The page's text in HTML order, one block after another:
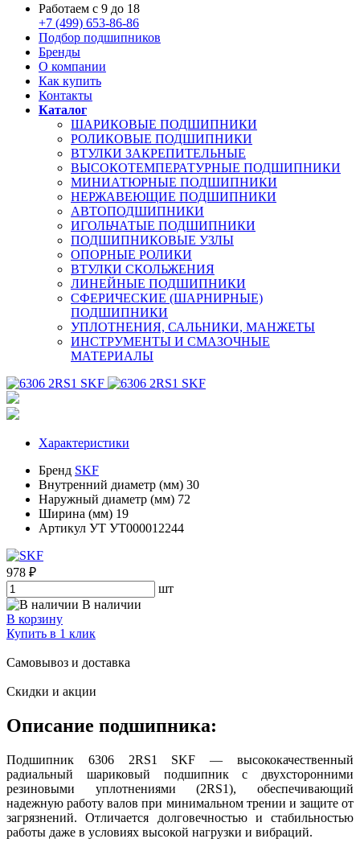
Работаем с 9 до 18
+7 (499) 653-86-86
Подбор подшипников
Бренды
О компании
Как купить
Контакты
Каталог
ШАРИКОВЫЕ ПОДШИПНИКИ
РОЛИКОВЫЕ ПОДШИПНИКИ
ВТУЛКИ ЗАКРЕПИТЕЛЬНЫЕ
ВЫСОКОТЕМПЕРАТУРНЫЕ ПОДШИПНИКИ
МИНИАТЮРНЫЕ ПОДШИПНИКИ
НЕРЖАВЕЮЩИЕ ПОДШИПНИКИ
АВТОПОДШИПНИКИ
ИГОЛЬЧАТЫЕ ПОДШИПНИКИ
ПОДШИПНИКОВЫЕ УЗЛЫ
ОПОРНЫЕ РОЛИКИ
ВТУЛКИ СКОЛЬЖЕНИЯ
ЛИНЕЙНЫЕ ПОДШИПНИКИ
СФЕРИЧЕСКИЕ (ШАРНИРНЫЕ)
ПОДШИПНИКИ
УПЛОТНЕНИЯ, САЛЬНИКИ, МАНЖЕТЫ
ИНСТРУМЕНТЫ И СМАЗОЧНЫЕ
МАТЕРИАЛЫ
Характеристики
Бренд SKF
Внутренний диаметр (мм) 30
Наружный диаметр (мм) 72
Ширина (мм) 19
Артикул УТ УТ000012244
978 ₽
шт
В наличии
В корзину
Купить в 1 клик
Самовывоз и доставка
Скидки и акции
Описание подшипника:
Подшипник 6306 2RS1 SKF — высококачественный
радиальный шариковый подшипник с двухсторонними
резиновыми уплотнениями (2RS1), обеспечивающий
надежную работу валов при минимальном трении и защите от
загрязнений. Отличается долговечностью и стабильностью
работы даже в условиях высокой нагрузки и вибраций.